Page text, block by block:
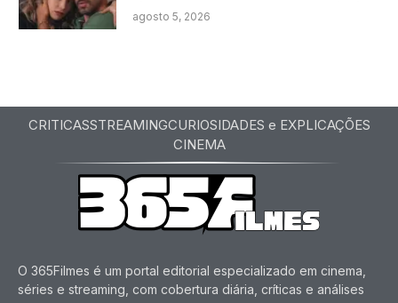
agosto 5, 2026
CRITICASSTREAMINGCURIOSIDADES e EXPLICAÇÕES
CINEMA
O 365Filmes é um portal editorial especializado em cinema,
séries e streaming, com cobertura diária, críticas e análises